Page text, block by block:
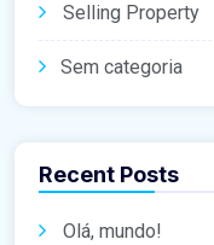
Selling Property
Sem categoria
Recent Posts
Olá, mundo!